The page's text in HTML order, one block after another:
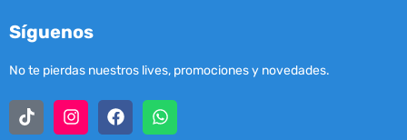
Síguenos
No te pierdas nuestros lives, promociones y novedades.